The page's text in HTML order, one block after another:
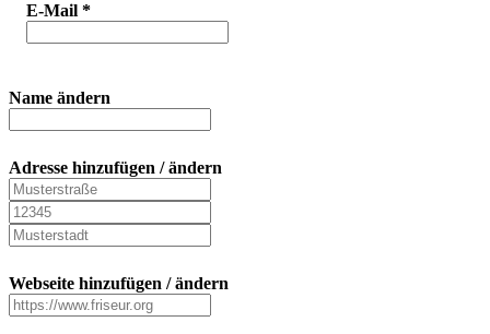
E-Mail *
Name ändern
Adresse hinzufügen / ändern
Webseite hinzufügen / ändern